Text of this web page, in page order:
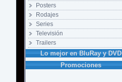
Posters
Rodajes
Series
Televisión
Trailers
Lo mejor en BluRay y DVD
Promociones